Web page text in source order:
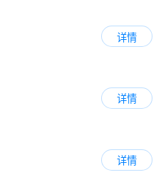
详情
详情
详情